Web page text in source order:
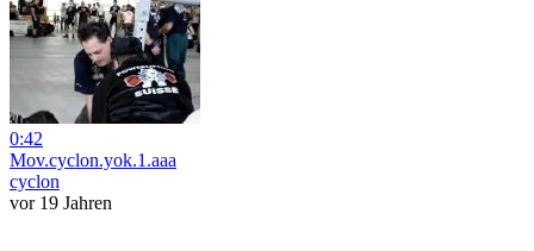
0:42
Mov.cyclon.yok.1.aaa
cyclon
vor 19 Jahren